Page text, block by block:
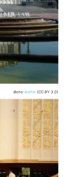
Фото: botfor (CC BY 3.0)